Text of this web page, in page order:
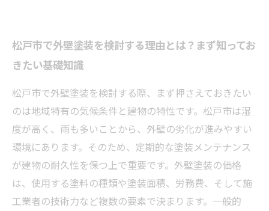
は？失敗しない塗装計画
松戸市の外壁塗装で安心して適正価格を見極め
るための最終チェックリスト
松戸市の外壁塗装で知って得する！おすすめの
塗料と長持ちさせるコツ
松戸市の外壁塗装価格を賢く比較！トラブルを
避けるための業者選び完全ガイド
松戸市で外壁塗装を検討する理由とは？まず知ってお
きたい基礎知識
松戸市で外壁塗装を検討する際、まず押さえておきたい
のは地域特有の気候条件と建物の特性です。松戸市は湿
度が高く、雨も多いことから、外壁の劣化が進みやすい
環境にあります。そのため、定期的な塗装メンテナンス
が建物の耐久性を保つ上で重要です。外壁塗装の価格
は、使用する塗料の種類や塗装面積、労務費、そして施
工業者の技術力など複数の要素で決まります。一般的